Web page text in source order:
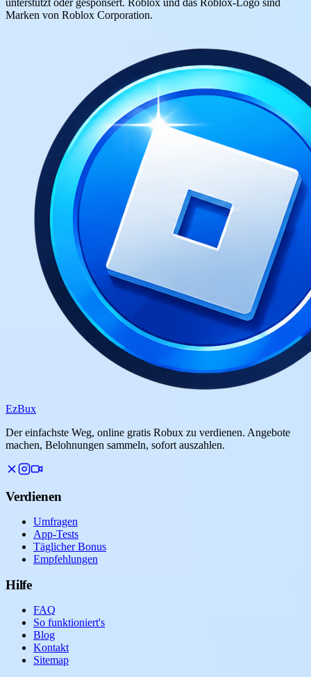
Marken von Roblox Corporation.
EzBux
Der einfachste Weg, online gratis Robux zu verdienen. Angebote
machen, Belohnungen sammeln, sofort auszahlen.
Verdienen
Umfragen
App-Tests
Täglicher Bonus
Empfehlungen
Hilfe
FAQ
So funktioniert's
Blog
Kontakt
Sitemap